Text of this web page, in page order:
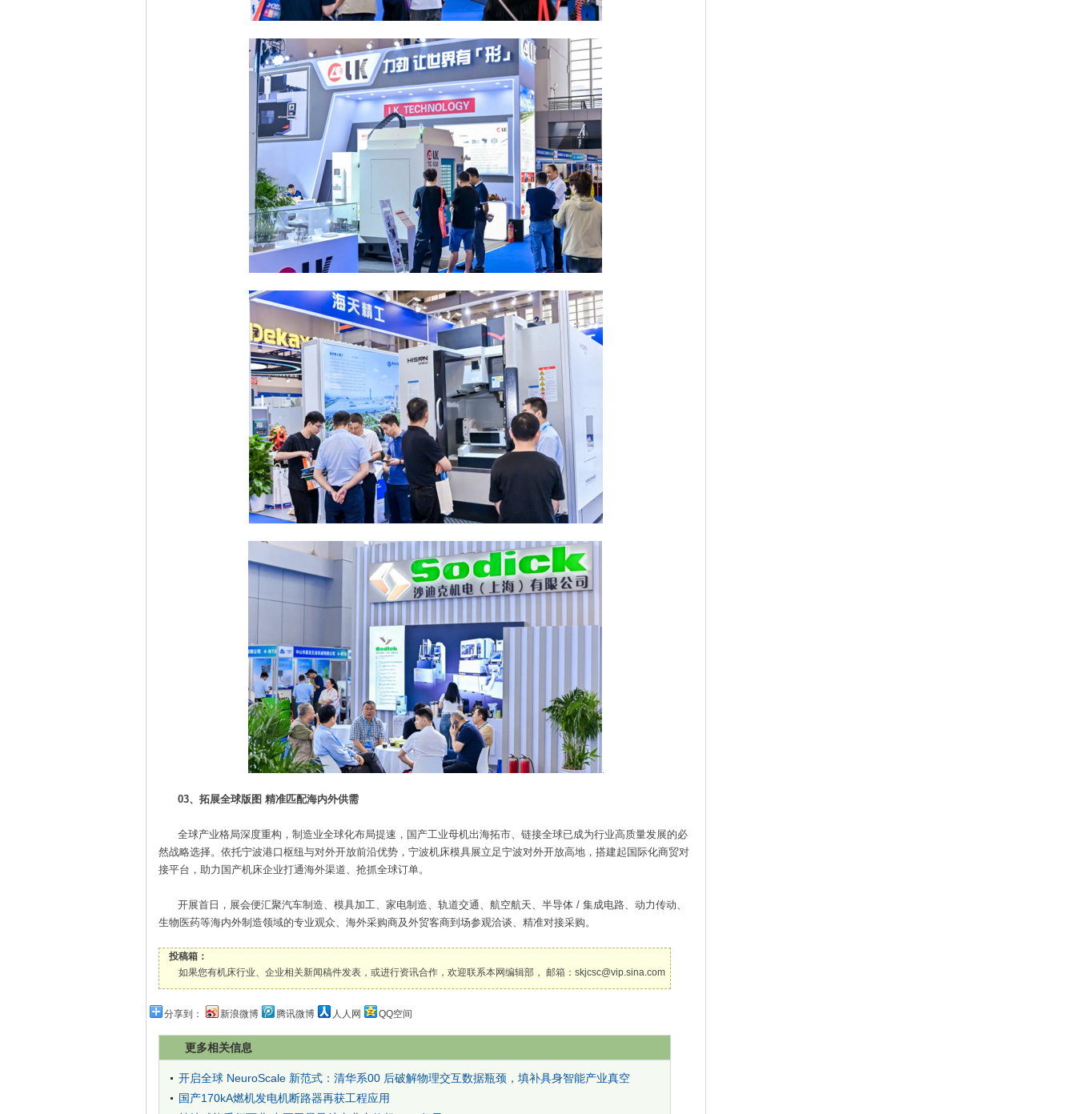
03、拓展全球版图 精准匹配海内外供需
全球产业格局深度重构，制造业全球化布局提速，国产工业母机出海拓市、链接全球已成为行业高质量发展的必
然战略选择。依托宁波港口枢纽与对外开放前沿优势，宁波机床模具展立足宁波对外开放高地，搭建起国际化商贸对
接平台，助力国产机床企业打通海外渠道、抢抓全球订单。
开展首日，展会便汇聚汽车制造、模具加工、家电制造、轨道交通、航空航天、半导体 / 集成电路、动力传动、
生物医药等海内外制造领域的专业观众、海外采购商及外贸客商到场参观洽谈、精准对接采购。
投稿箱：
如果您有机床行业、企业相关新闻稿件发表，或进行资讯合作，欢迎联系本网编辑部， 邮箱：skjcsc@vip.sina.com
分享到： 新浪微博 腾讯微博 人人网 QQ空间
更多相关信息
开启全球 NeuroScale 新范式：清华系00 后破解物理交互数据瓶颈，填补具身智能产业真空
国产170kA燃机发电机断路器再获工程应用